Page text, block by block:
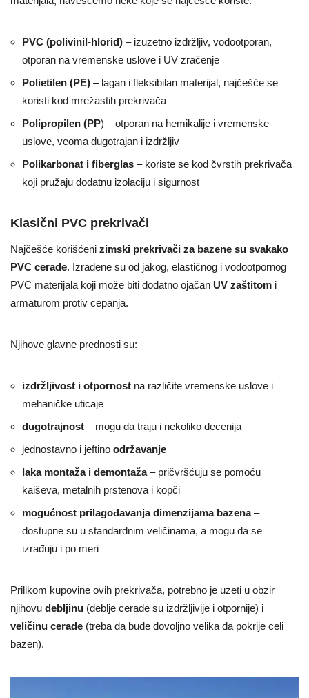
PVC (polivinil-hlorid) – izuzetno izdržljiv, vodootporan,
otporan na vremenske uslove i UV zračenje
Polietilen (PE) – lagan i fleksibilan materijal, najčešće se
koristi kod mrežastih prekrivača
Polipropilen (PP) – otporan na hemikalije i vremenske
uslove, veoma dugotrajan i izdržljiv
Polikarbonat i fiberglas – koriste se kod čvrstih prekrivača
koji pružaju dodatnu izolaciju i sigurnost
Klasični PVC prekrivači
Najčešće korišćeni zimski prekrivači za bazene su svakako
PVC cerade. Izrađene su od jakog, elastičnog i vodootpornog
PVC materijala koji može biti dodatno ojačan UV zaštitom i
armaturom protiv cepanja.
Njihove glavne prednosti su:
izdržljivost i otpornost na različite vremenske uslove i
mehaničke uticaje
dugotrajnost – mogu da traju i nekoliko decenija
jednostavno i jeftino održavanje
laka montaža i demontaža– pričvršćuju se pomoću
kaiševa, metalnih prstenova i kopči
mogućnost prilagođavanja dimenzijama bazena–
dostupne su u standardnim veličinama, a mogu da se
izrađuju i po meri
Prilikom kupovine ovih prekrivača, potrebno je uzeti u obzir
njihovu debljinu (deblje cerade su izdržljivije i otpornije) i
veličinu cerade (treba da bude dovoljno velika da pokrije celi
bazen).